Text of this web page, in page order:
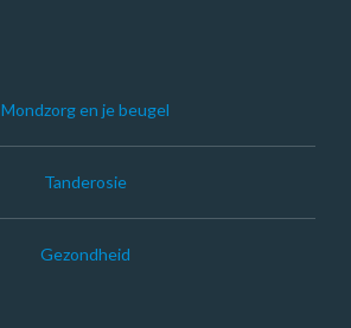
Mondzorg en je beugel
Tanderosie
Gezondheid